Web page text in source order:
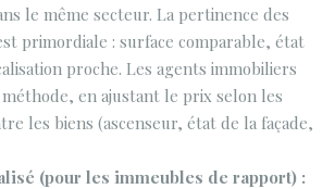
le même secteur. La pertinence des
primordiale : surface comparable, état
proche. Les agents immobiliers
en ajustant le prix selon les
les biens (ascenseur, état de la façade,
(pour les immeubles de rapport) :